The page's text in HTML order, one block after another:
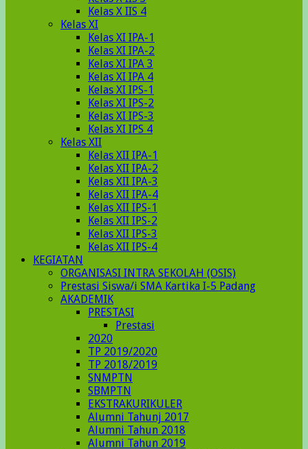
Kelas X IIS 4
Kelas XI
Kelas XI IPA-1
Kelas XI IPA-2
Kelas XI IPA 3
Kelas XI IPA 4
Kelas XI IPS-1
Kelas XI IPS-2
Kelas XI IPS-3
Kelas XI IPS 4
Kelas XII
Kelas XII IPA-1
Kelas XII IPA-2
Kelas XII IPA-3
Kelas XII IPA-4
Kelas XII IPS-1
Kelas XII IPS-2
Kelas XII IPS-3
Kelas XII IPS-4
KEGIATAN
ORGANISASI INTRA SEKOLAH (OSIS)
Prestasi Siswa/i SMA Kartika I-5 Padang
AKADEMIK
PRESTASI
Prestasi
2020
TP 2019/2020
TP 2018/2019
SNMPTN
SBMPTN
EKSTRAKURIKULER
Alumni Tahunj 2017
Alumni Tahun 2018
Alumni Tahun 2019